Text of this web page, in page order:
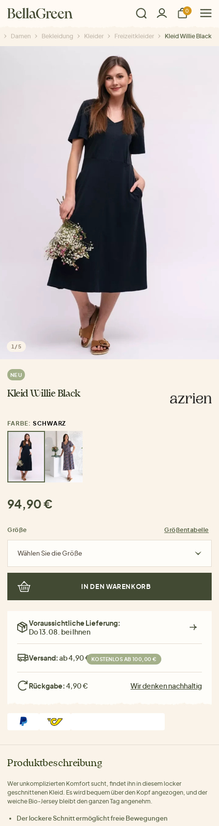
0
Damen Bekleidung Kleider Freizeitkleider Kleid Willie Black
1 /5
NEU
Kleid Willie Black
FARBE: SCHWARZ
94,90 €
Größe Größentabelle
Wählen Sie die Größe
IN DEN WARENKORB
Voraussichtliche Lieferung:
Do 13.08. bei Ihnen
Versand:ab 4,90 € KOSTENLOS AB 100,00 €
Rückgabe:4,90 € Wir denken nachhaltig
Produktbeschreibung
Wer unkomplizierten Komfort sucht, findet ihn in diesem locker
geschnittenen Kleid. Es wird bequem über den Kopf angezogen, und der
weiche Bio-Jersey bleibt den ganzen Tag angenehm.
Der lockere Schnitt ermöglicht freie Bewegungen